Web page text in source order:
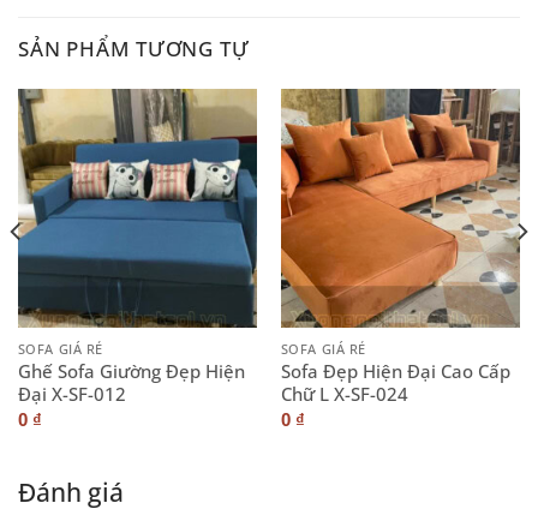
SẢN PHẨM TƯƠNG TỰ
SOFA GIÁ RẺ
Ghế Sofa Giường Đẹp Hiện
Đại X-SF-012
0 ₫
SOFA GIÁ RẺ
Sofa Đẹp Hiện Đại Cao Cấp
Chữ L X-SF-024
0 ₫
Đánh giá